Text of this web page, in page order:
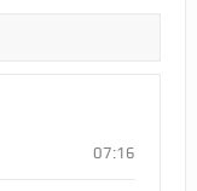
07:16